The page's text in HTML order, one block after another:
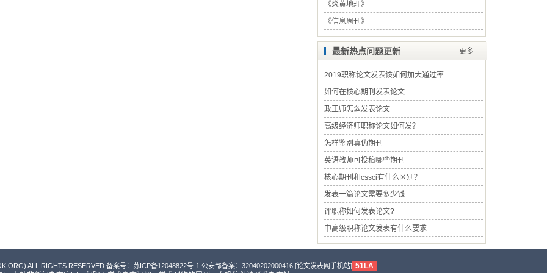
《炎黄地理》
《信息周刊 》
最新热点问题更新 更多+
2019职称论文发表该如何加大通过率
如何在核心期刊发表论文
政工师怎么发表论文
高级经济师职称论文如何发？
怎样鉴别真伪期刊
英语教师可投稿哪些期刊
核心期刊和cssci有什么区别？
发表一篇论文需要多少钱
评职称如何发表论文?
中高级职称论文发表有什么要求
ALL RIGHTS RESERVED 备案号： 苏ICP备12048822号-1 公安部备案：32040202000416 [论文发表网手机站] 51LA